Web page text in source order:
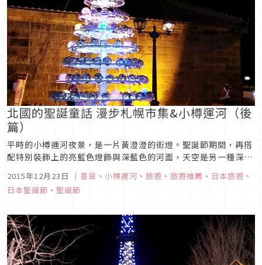
北國的聖誕童話 漫步札幌市集&小樽運河（後
篇）
平時的小樽運河夜景，是一片黃澄澄的街燈。聖誕節期間，再搭
配特別裝飾上的亮藍色燈飾與深藍色的河面，天空是另一種深淺
2015年12月23日 ｜ 喜滋 、 小樽運河 、 旅遊 、 旅遊推薦 、 日本旅遊 、
日本聖誕節 、 聖誕節